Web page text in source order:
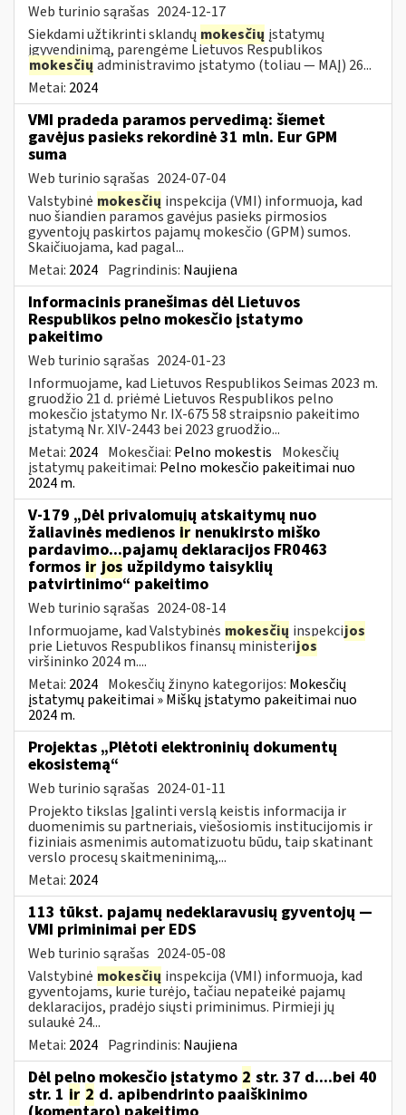
Web turinio sąrašas 2024-12-17
Siekdami užtikrinti sklandų mokesčių įstatymų
įgyvendinimą, parengėme Lietuvos Respublikos
mokesčių administravimo įstatymo (toliau — MAĮ) 26...
Metai: 2024
VMI pradeda paramos pervedimą: šiemet
gavėjus pasieks rekordinė 31 mln. Eur GPM
suma
Web turinio sąrašas 2024-07-04
Valstybinė mokesčių inspekcija (VMI) informuoja, kad
nuo šiandien paramos gavėjus pasieks pirmosios
gyventojų paskirtos pajamų mokesčio (GPM) sumos.
Skaičiuojama, kad pagal...
Metai: 2024 Pagrindinis: Naujiena
Informacinis pranešimas dėl Lietuvos
Respublikos pelno mokesčio įstatymo
pakeitimo
Web turinio sąrašas 2024-01-23
Informuojame, kad Lietuvos Respublikos Seimas 2023 m.
gruodžio 21 d. priėmė Lietuvos Respublikos pelno
mokesčio įstatymo Nr. IX-675 58 straipsnio pakeitimo
įstatymą Nr. XIV-2443 bei 2023 gruodžio...
Metai: 2024 Mokesčiai: Pelno mokestis Mokesčių
įstatymų pakeitimai: Pelno mokesčio pakeitimai nuo
2024 m.
V-179 „Dėl privalomųjų atskaitymų nuo
žaliavinės medienos ir nenukirsto miško
pardavimo...pajamų deklaracijos FR0463
formos ir jos užpildymo taisyklių
patvirtinimo“ pakeitimo
Web turinio sąrašas 2024-08-14
Informuojame, kad Valstybinės mokesčių inspekcijos
prie Lietuvos Respublikos finansų ministerijos
viršininko 2024 m....
Metai: 2024 Mokesčių žinyno kategorijos: Mokesčių
įstatymų pakeitimai » Miškų įstatymo pakeitimai nuo
2024 m.
Projektas „Plėtoti elektroninių dokumentų
ekosistemą“
Web turinio sąrašas 2024-01-11
Projekto tikslas Įgalinti verslą keistis informacija ir
duomenimis su partneriais, viešosiomis institucijomis ir
fiziniais asmenimis automatizuotu būdu, taip skatinant
verslo procesų skaitmeninimą,...
Metai: 2024
113 tūkst. pajamų nedeklaravusių gyventojų —
VMI priminimai per EDS
Web turinio sąrašas 2024-05-08
Valstybinė mokesčių inspekcija (VMI) informuoja, kad
gyventojams, kurie turėjo, tačiau nepateikė pajamų
deklaracijos, pradėjo siųsti priminimus. Pirmieji jų
sulaukė 24...
Metai: 2024 Pagrindinis: Naujiena
Dėl pelno mokesčio įstatymo 2 str. 37 d....bei 40
str. 1 ir 2 d. apibendrinto paaiškinimo